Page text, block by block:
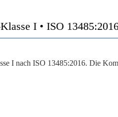
I • ISO
I nach ISO 13485:2016. Die